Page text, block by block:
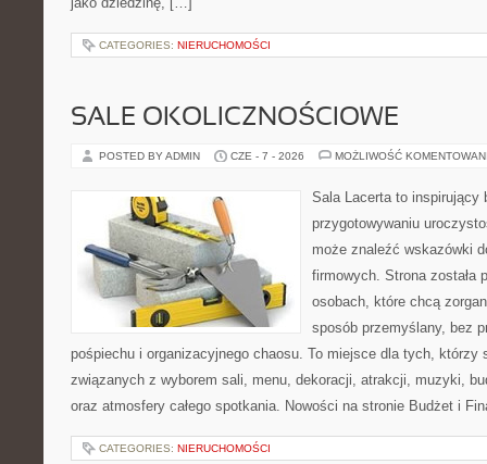
CATEGORIES: NIERUCHOMOŚCI
SALE OKOLICZNOŚCIOWE
POSTED BY ADMIN CZE - 7 - 2026 MOŻLIWOŚĆ
Sala Lacerta to inspirujący
przygotowywaniu
może znaleźć wskazówki
firmowych. Strona została
osobach, które chcą
sposób przemyślany, bez
pośpiechu i organizacyjnego chaosu. To miejsce dla tych, którzy
związanych z wyborem sali, menu, dekoracji, atrakcji, muzyki,
oraz atmosfery całego spotkania. Nowości na stronie Budżet i
CATEGORIES: NIERUCHOMOŚCI